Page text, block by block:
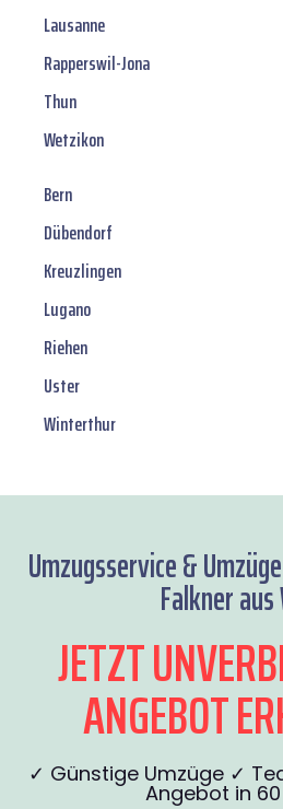
Lausanne
Rapperswil-Jona
Thun
Wetzikon
Bern
Dübendorf
Kreuzlingen
Lugano
Riehen
Uster
Winterthur
Umzugsservice &
Falkner
JETZT
ANGEBOT
✓ Günstige Umzüge ✓
Angebot in 60